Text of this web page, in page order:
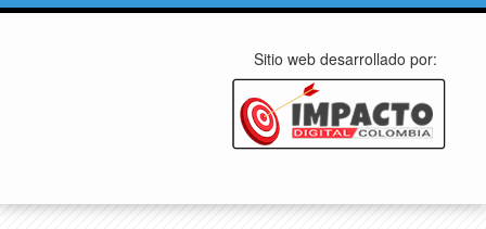
Sitio web desarrollado por: